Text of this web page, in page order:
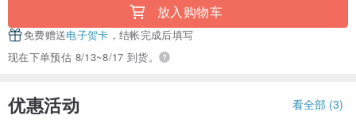
放入购物车
免费赠送电子贺卡 ，结帐完成后填写
现在下单预估 8/13~8/17 到货。
优惠活动 看全部 (3)